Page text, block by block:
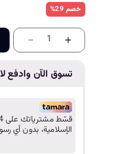
%29 خصم
- 1 +
تسوق الآن وادفع
الإسلامية، بدون أي